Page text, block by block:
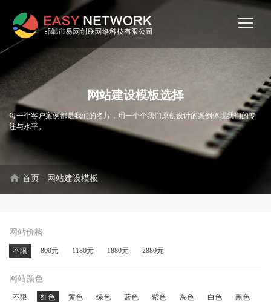
网站建设模板选择
每一个客户案例都是我们的名片，用一个个我们原创设计的案例体现我们的专
注与水平。
home 首页 - 网站建设模板
网站价格
不限 800元 1180元 1880元 2880元
网站颜色
不限 红色 黄色 绿色 蓝色 紫色 灰色 白色 黑色